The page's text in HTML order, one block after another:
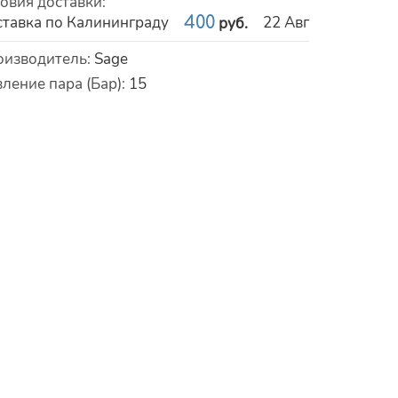
по Калининграду
400 руб.
22 Авг
: Sage
пара (Бар): 15